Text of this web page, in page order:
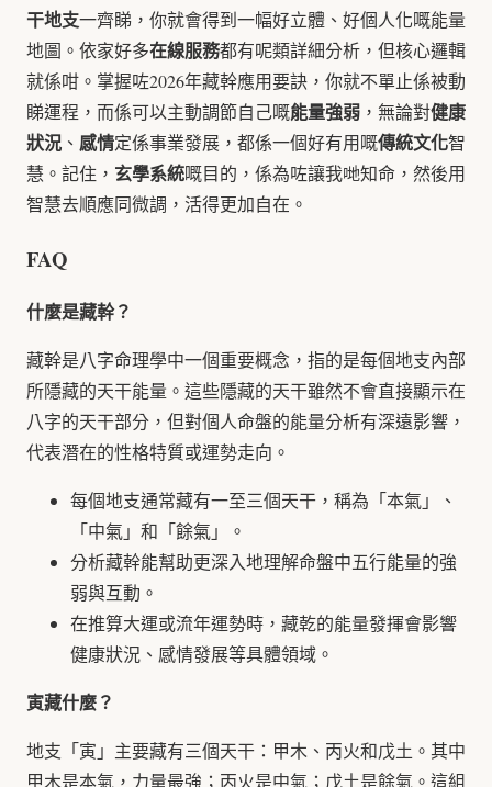
干地支一齊睇，你就會得到一幅好立體、好個人化嘅能量
地圖。依家好多在線服務都有呢類詳細分析，但核心邏輯
就係咁。掌握咗2026年藏幹應用要訣，你就不單止係被動
睇運程，而係可以主動調節自己嘅能量強弱 ，無論對健康
狀況 、 感情定係事業發展，都係一個好有用嘅傳統文化智
慧。記住， 玄學系統嘅目的，係為咗讓我哋知命，然後用
智慧去順應同微調，活得更加自在。
FAQ
什麼是藏幹？
藏幹是八字命理學中一個重要概念，指的是每個地支內部
所隱藏的天干能量。這些隱藏的天干雖然不會直接顯示在
八字的天干部分，但對個人命盤的能量分析有深遠影響，
代表潛在的性格特質或運勢走向。
每個地支通常藏有一至三個天干，稱為「本氣」、
「中氣」和「餘氣」。
分析藏幹能幫助更深入地理解命盤中五行能量的強
弱與互動。
在推算大運或流年運勢時，藏乾的能量發揮會影響
健康狀況、感情發展等具體領域。
寅藏什麼？
地支「寅」主要藏有三個天干：甲木、丙火和戊土。其中
甲木是本氣，力量最強；丙火是中氣；戊土是餘氣。這組